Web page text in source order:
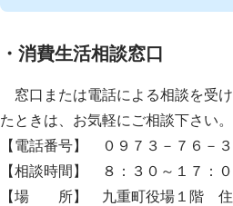
・消費生活相談窓口
窓口 または電話による相談を受
たときは、お気軽にご相談下さい。
【電話番号】 ０９７３－７６－３
【相談時間】 ８：３０～１７：０
【場 所】 九重町役場１階 住